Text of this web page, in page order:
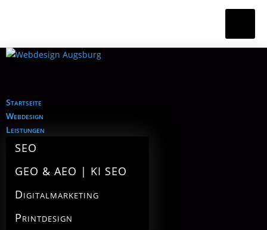
Startseite
Webdesign
Leistungen
SEO
GEO & AEO | KI SEO
Digitalmarketing
Printdesign